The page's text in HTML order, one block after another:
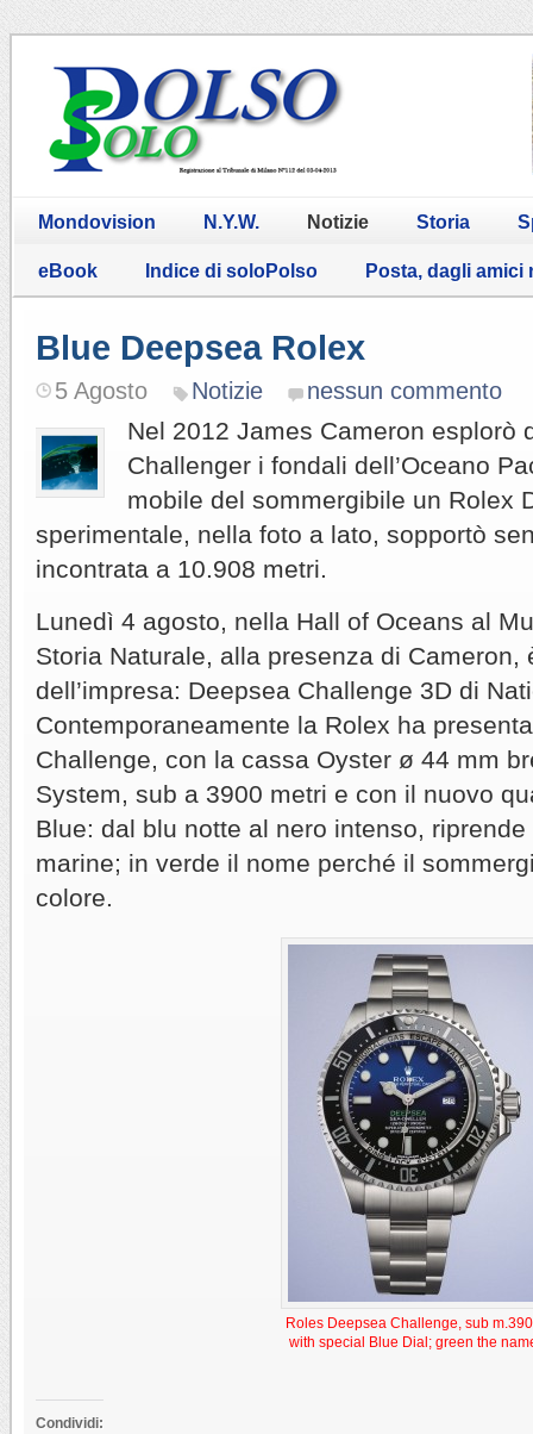
Mondovision N.Y.W. Notizie Storia
eBook Indice di soloPolso Posta, dagli amici
Blue Deepsea Rolex
5 Agosto Notizie nessun commento
Nel 2012 James Cameron esplorò
Challenger i fondali dell’Oceano
mobile del sommergibile un Rolex
sperimentale, nella foto a lato, sopportò
incontrata a 10.908 metri.
Lunedì 4 agosto, nella Hall of Oceans al
Storia Naturale, alla presenza di Cameron,
dell’impresa: Deepsea Challenge 3D di
Contemporaneamente la Rolex ha
Challenge, con la cassa Oyster ø 44 mm
System, sub a 3900 metri e con il nuovo
Blue: dal blu notte al nero intenso,
marine; in verde il nome perché il
colore.
Roles Deepsea Challenge, sub
with special Blue Dial; green the
Condividi: